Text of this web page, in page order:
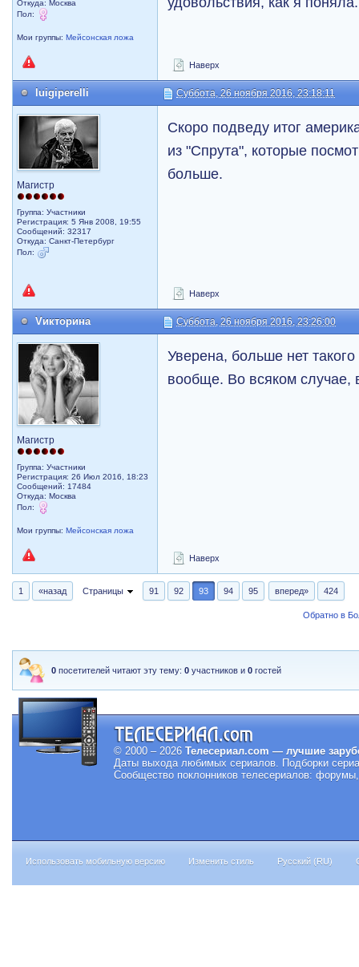
Откуда: Москва
Пол:
Мои группы:Мейсонская ложа
Наверх
luigiperelli Суббота, 26 ноября 2016, 23:18:11
Магистр
Группа: Участники
Регистрация: 5 Янв 2008, 19:55
Сообщений: 32317
Откуда: Санкт-Петербург
Пол:
Скоро подведу итог
из "Спрута", которые
больше.
Наверх
Vикторина Суббота, 26 ноября 2016, 23:26:00
Магистр
Группа: Участники
Регистрация: 26 Июл 2016, 18:23
Сообщений: 17484
Откуда: Москва
Пол:
Мои группы:Мейсонская ложа
Уверена, больше нет
вообще. Во всяком случае,
Наверх
1 «назад Страницы 91 92 93 94 95 вперед» 424
Обратно в
0 посетителей читают эту тему:0 участников и0 гостей
© 2000 – 2026 Телесериал.com — лучшие
Даты выхода любимых сериалов. Подборки
Сообщество поклонников телесериалов:
Использовать мобильную версию Изменить стиль Русский (RU)